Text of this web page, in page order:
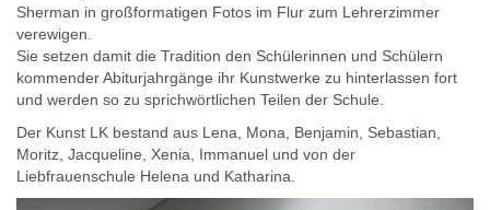
Sherman in großformatigen Fotos im Flur zum Lehrerzimmer
verewigen.
Sie setzen damit die Tradition den Schülerinnen und Schülern
kommender Abiturjahrgänge ihr Kunstwerke zu hinterlassen fort
und werden so zu sprichwörtlichen Teilen der Schule.
Der Kunst LK bestand aus Lena, Mona, Benjamin, Sebastian,
Moritz, Jacqueline, Xenia, Immanuel und von der
Liebfrauenschule Helena und Katharina.